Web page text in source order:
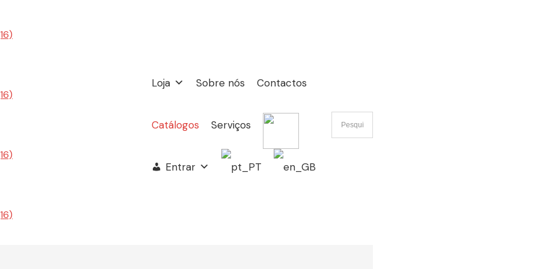
Loja Sobre nós Contactos
Catálogos Serviços
Entrar